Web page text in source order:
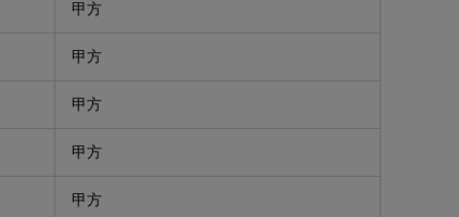
甲方
甲方
甲方
甲方
甲方